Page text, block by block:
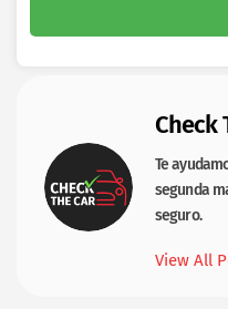
Check
Te
segunda
seguro.
View All